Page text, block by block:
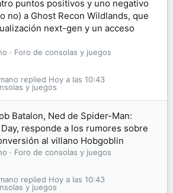
puntos positivos y uno negativo
no) a Ghost Recon Wildlands, que
next-gen y un acceso
Foro de consolas y juegos
y juegos
Hoy a las 10:43
Batalon, Ned de Spider-Man:
responde a los rumores sobre
al villano Hobgoblin
Foro de consolas y juegos
y juegos
Hoy a las 10:43